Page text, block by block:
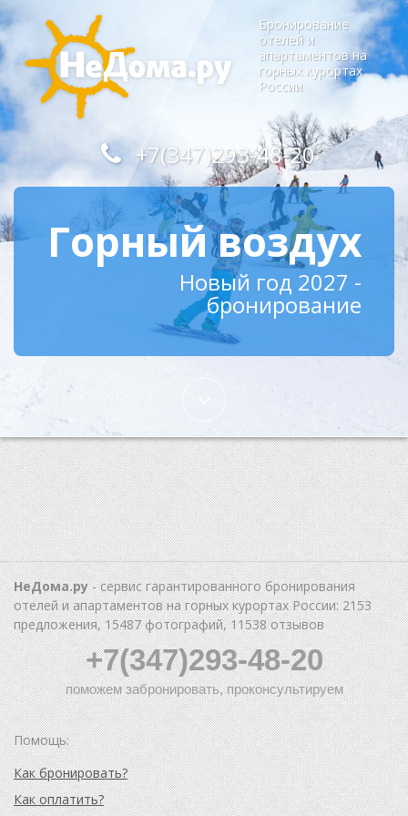
Бронирование
отелей и
апартаментов на
горных курортах
России
+7(347)293-48-20
Горный воздух
Новый год 2027 -
бронирование
НеДома.ру- сервис гарантированного бронирования
отелей и апартаментов на горных курортах России: 2153
предложения, 15487 фотографий, 11538 отзывов
+7(347)293-48-20
поможем забронировать, проконсультируем
Помощь:
Как бронировать?
Как оплатить?